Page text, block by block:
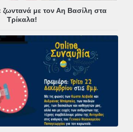
ζωντανά με τον Αη Βασίλη στα
Τρίκαλα!